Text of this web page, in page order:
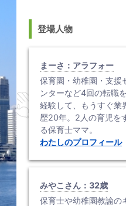
登場人物
まーさ：アラフォー
保育園・幼稚園・支援
ンターなど4回の転職を
経験して、もうすぐ業
歴20年。2人の育児を
る保育士ママ。
わたしのプロフィール
みやこさん：32歳
保育士や幼稚園教諭の